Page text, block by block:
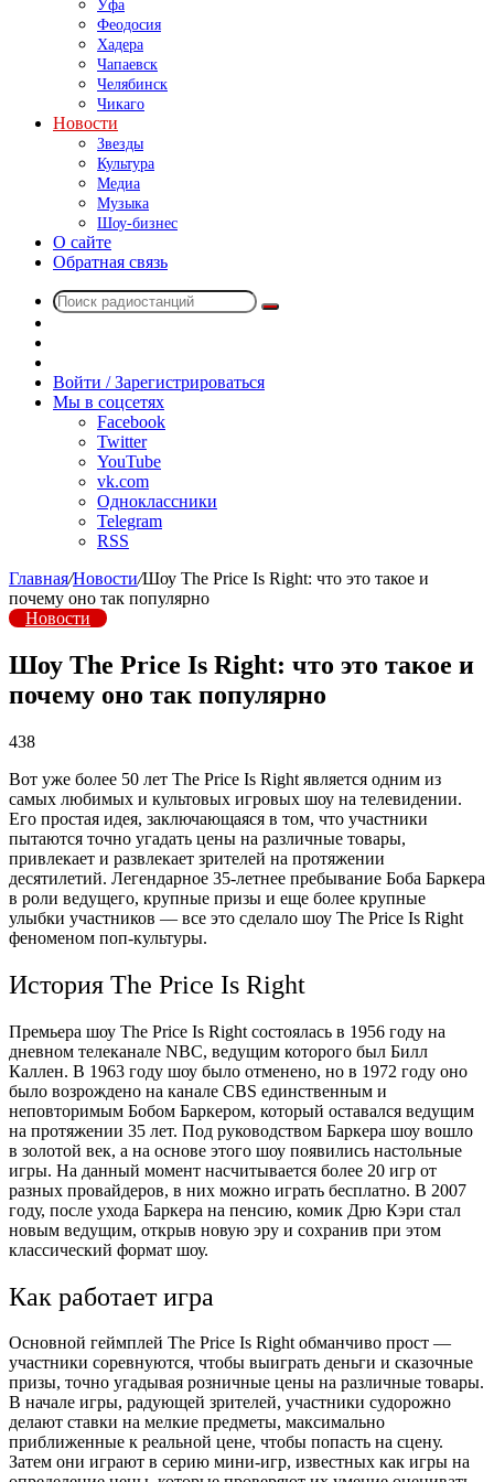
Уфа
Феодосия
Хадера
Чапаевск
Челябинск
Чикаго
Новости
Звезды
Культура
Медиа
Музыка
Шоу-бизнес
О сайте
Обратная связь
Поиск
радио
Войти / Зарегистрироваться
Мы в соцсетях
Facebook
Twitter
YouTube
vk.com
Одноклассники
Telegram
RSS
Главная/Новости/Шоу The Price Is Right: что это такое и
почему оно так популярно
Новости
Шоу The Price Is Right: что это такое и
почему оно так популярно
438
Вот уже более 50 лет The Price Is Right является одним из
самых любимых и культовых игровых шоу на телевидении.
Его простая идея, заключающаяся в том, что участники
пытаются точно угадать цены на различные товары,
привлекает и развлекает зрителей на протяжении
десятилетий. Легендарное 35-летнее пребывание Боба Баркера
в роли ведущего, крупные призы и еще более крупные
улыбки участников — все это сделало шоу The Price Is Right
феноменом поп-культуры.
История The Price Is Right
Премьера шоу The Price Is Right состоялась в 1956 году на
дневном телеканале NBC, ведущим которого был Билл
Каллен. В 1963 году шоу было отменено, но в 1972 году оно
было возрождено на канале CBS единственным и
неповторимым Бобом Баркером, который оставался ведущим
на протяжении 35 лет. Под руководством Баркера шоу вошло
в золотой век, а на основе этого шоу появились настольные
игры. На данный момент насчитывается более 20 игр от
разных провайдеров, в них можно играть бесплатно. В 2007
году, после ухода Баркера на пенсию, комик Дрю Кэри стал
новым ведущим, открыв новую эру и сохранив при этом
классический формат шоу.
Как работает игра
Основной геймплей The Price Is Right обманчиво прост —
участники соревнуются, чтобы выиграть деньги и сказочные
призы, точно угадывая розничные цены на различные товары.
В начале игры, радующей зрителей, участники судорожно
делают ставки на мелкие предметы, максимально
приближенные к реальной цене, чтобы попасть на сцену.
Затем они играют в серию мини-игр, известных как игры на